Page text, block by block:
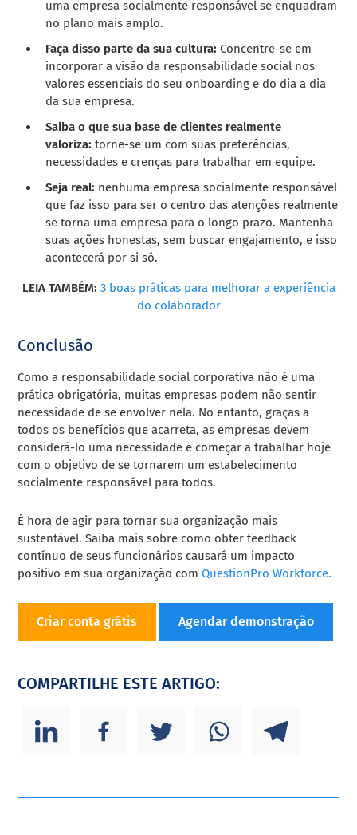
uma empresa socialmente responsável se enquadram
no plano mais amplo.
Faça disso parte da sua cultura:Concentre-se em
incorporar a visão da responsabilidade social nos
valores essenciais do seu onboarding e do dia a dia
da sua empresa.
Saiba o que sua base de clientes realmente
valoriza:torne-se um com suas preferências,
necessidades e crenças para trabalhar em equipe.
Seja real: nenhuma empresa socialmente responsável
que faz isso para ser o centro das atenções realmente
se torna uma empresa para o longo prazo. Mantenha
suas ações honestas, sem buscar engajamento, e isso
acontecerá por si só.
LEIA TAMBÉM: 3 boas práticas para melhorar a experiência
do colaborador
Conclusão
Como a responsabilidade social corporativa não é uma
prática obrigatória, muitas empresas podem não sentir
necessidade de se envolver nela. No entanto, graças a
todos os benefícios que acarreta, as empresas devem
considerá-lo uma necessidade e começar a trabalhar hoje
com o objetivo de se tornarem um estabelecimento
socialmente responsável para todos.
É hora de agir para tornar sua organização mais
sustentável. Saiba mais sobre como obter feedback
contínuo de seus funcionários causará um impacto
positivo em sua organização comQuestionPro Workforce.
Criar conta grátis Agendar demonstração
COMPARTILHE ESTE ARTIGO: